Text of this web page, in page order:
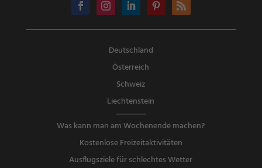
Deutschland
Österreich
Schweiz
Liechtenstein
Was kann man am Wochenende machen?
Kostenlose Freizeitaktivitäten
Ausflugsziele für schlechtes Wetter